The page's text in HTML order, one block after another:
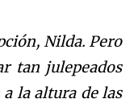
ón, Nilda. Pero
tan julepeados
a la altura de las